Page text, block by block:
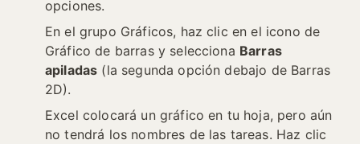
opciones.
En el grupo Gráficos, haz clic en el icono de
Gráfico de barras y selecciona Barras
apiladas (la segunda opción debajo de Barras
2D).
Excel colocará un gráfico en tu hoja, pero aún
no tendrá los nombres de las tareas. Haz clic